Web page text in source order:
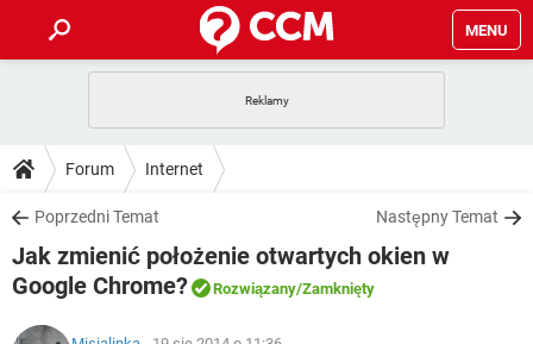
MENU
GRY
SPOTIFY
INSTAGRAM FACEBOOK
WINDOWS 10
PORADY
PlayStation
SPOTIFY
DO POBRANIA
ANDROID TIKTOK
GRY WHATSAPP
IOS
FORUM
ARTYKUŁY
Forum Internet
Poprzedni Temat Następny Temat
Jak zmienić położenie otwartych okien w
Google Chrome?
Rozwiązany/Zamknięty